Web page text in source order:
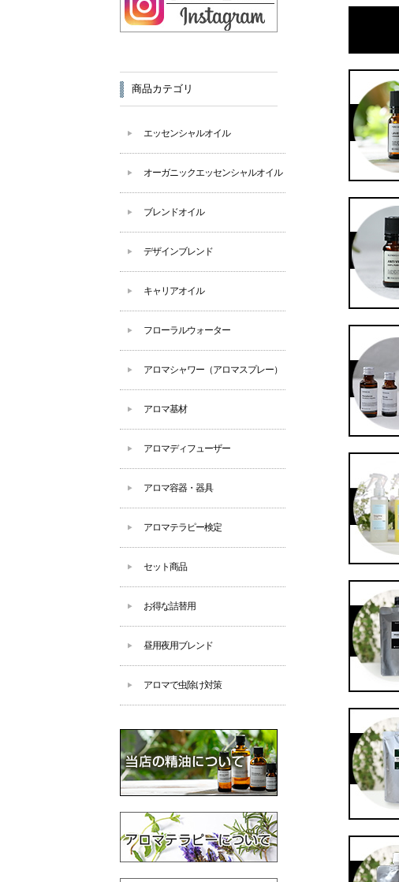
商品カテゴリ
エッセンシャルオイル
オーガニックエッセンシャルオイル
ブレンドオイル
デザインブレンド
キャリアオイル
フローラルウォーター
アロマシャワー（アロマスプレー）
アロマ基材
アロマディフューザー
アロマ容器・器具
アロマテラピー検定
セット商品
お得な詰替用
昼用夜用ブレンド
アロマで虫除け対策